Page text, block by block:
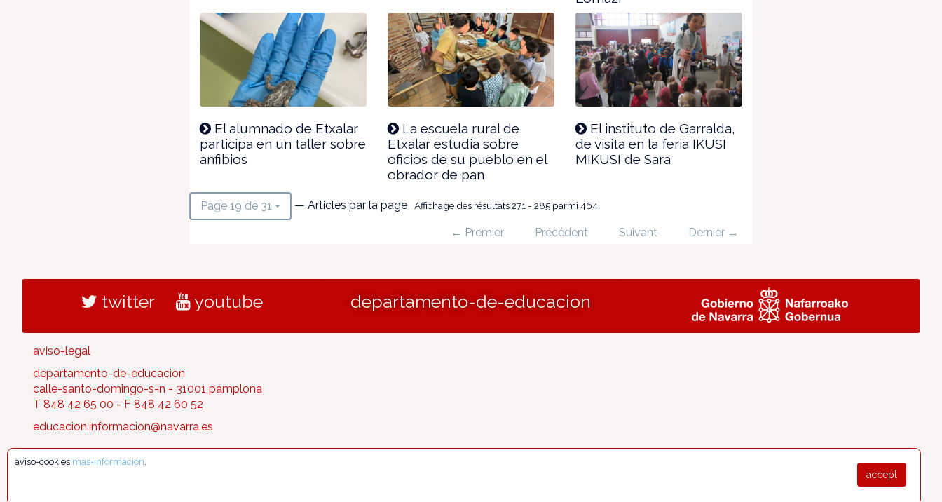
El alumnado de Etxalar
participa en un taller sobre
anfibios
La escuela rural de
Etxalar estudia sobre
oficios de su pueblo en el
obrador de pan
El instituto de Garralda,
de visita en la feria IKUSI
MIKUSI de Sara
Page 19 de 31 — Articles par la page Affichage des résultats 271 - 285 parmi 464.
← Premier Précédent Suivant Dernier →
twitter youtube departamento-de-educacion
aviso-legal
departamento-de-educacion
calle-santo-domingo-s-n - 31001 pamplona
T 848 42 65 00 - F 848 42 60 52
educacion.informacion@navarra.es
accept
aviso-cookies mas-informacion.